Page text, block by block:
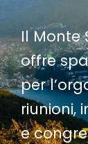
Il Monte
offre
per
riunioni,
e